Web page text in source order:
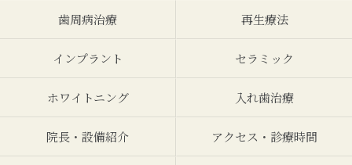
歯周病治療 再生療法
インプラント セラミック
ホワイトニング 入れ歯治療
院長・設備紹介 アクセス・診療時間